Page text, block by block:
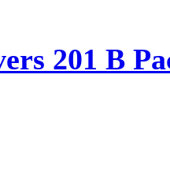
201 B